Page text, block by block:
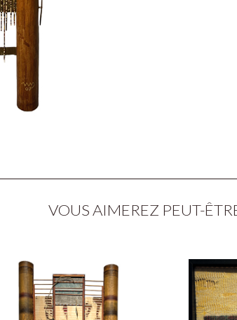
VOUS AIMEREZ PEUT-